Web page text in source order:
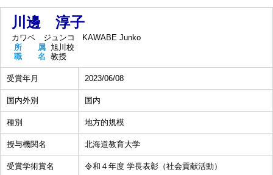
川邊 淳子
カワベ ジュンコ
KAWABE Junko
所 属 旭川校
職 名 教授
受賞年月 2023/06/08
国内外別 国内
種別 地方的規模
授与機関名 北海道教育大学
受賞学術賞名 令和４年度 学長表彰（社会貢献活動）